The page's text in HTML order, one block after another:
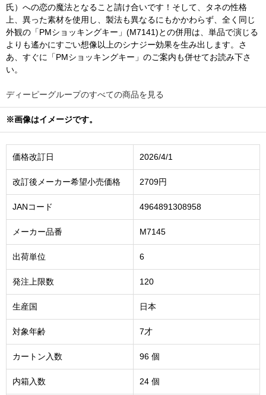
氏）への恋の魔法となること請け合いです！そして、タネの性格
上、異った素材を使用し、製法も異なるにもかかわらず、全く同じ
外観の「PMショッキングキー」(M7141)との併用は、単品で演じる
よりも遙かにすごい想像以上のシナジー効果を生み出します。さ
あ、すぐに「PMショッキングキー」のご案内も併せてお読み下さ
い。
ディーピーグループのすべての商品を見る
※画像はイメージです。
価格改訂日 2026/4/1
改訂後メーカー希望小売価格 2709円
JANコード 4964891308958
メーカー品番 M7145
出荷単位 6
発注上限数 120
生産国 日本
対象年齢 7才
カートン入数 96 個
内箱入数 24 個